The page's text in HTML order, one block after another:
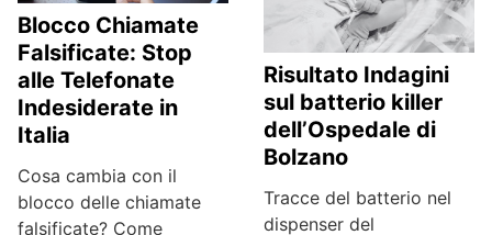
Blocco Chiamate
Falsificate: Stop
alle Telefonate
Indesiderate in
Italia
Cosa cambia con il
blocco delle chiamate
falsificate? Come
Risultato Indagini
sul batterio killer
dell’Ospedale di
Bolzano
Tracce del batterio nel
dispenser del